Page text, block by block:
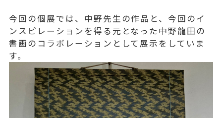
今回の個展では、中野先生の作品と、今回のイ
ンスピレーションを得る元となった中野龍田の
書画のコラボレーションとして展示をしていま
す。